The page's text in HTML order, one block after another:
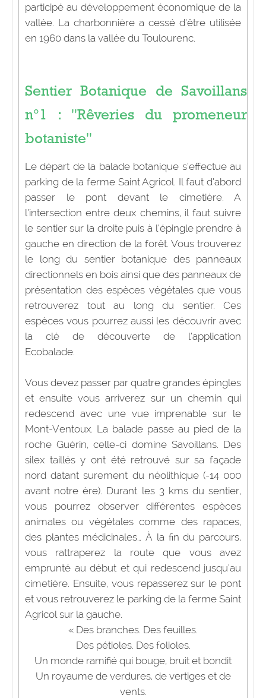
participé au développement économique de la
vallée. La charbonnière a cessé d’être utilisée
en 1960 dans la vallée du Toulourenc.
Sentier Botanique de Savoillans
n°1 : "Rêveries du promeneur
botaniste"
Le départ de la balade botanique s’effectue au
parking de la ferme Saint Agricol. Il faut d’abord
passer le pont devant le cimetière. A
l’intersection entre deux chemins, il faut suivre
le sentier sur la droite puis à l’épingle prendre à
gauche en direction de la forêt. Vous trouverez
le long du sentier botanique des panneaux
directionnels en bois ainsi que des panneaux de
présentation des espèces végétales que vous
retrouverez tout au long du sentier. Ces
espèces vous pourrez aussi les découvrir avec
la clé de découverte de l’application
Ecobalade.
Vous devez passer par quatre grandes épingles
et ensuite vous arriverez sur un chemin qui
redescend avec une vue imprenable sur le
Mont-Ventoux. La balade passe au pied de la
roche Guérin, celle-ci domine Savoillans. Des
silex taillés y ont été retrouvé sur sa façade
nord datant surement du néolithique (-14 000
avant notre ère). Durant les 3 kms du sentier,
vous pourrez observer différentes espèces
animales ou végétales comme des rapaces,
des plantes médicinales… À la fin du parcours,
vous rattraperez la route que vous avez
emprunté au début et qui redescend jusqu’au
cimetière. Ensuite, vous repasserez sur le pont
et vous retrouverez le parking de la ferme Saint
Agricol sur la gauche.
« Des branches. Des feuilles.
Des pétioles. Des folioles.
Un monde ramifié qui bouge, bruit et bondit
Un royaume de verdures, de vertiges et de
vents.